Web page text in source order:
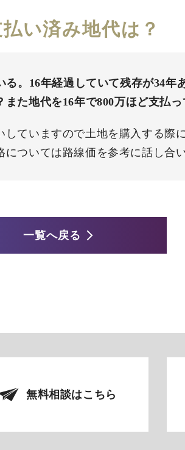
い済み地代は？
。16年経過していて残存が34年
た地代を16年で800万ほど支払っ
ていますので土地を購入する際
ついては路線価を参考に話し合
一覧へ戻る
無料相談はこちら